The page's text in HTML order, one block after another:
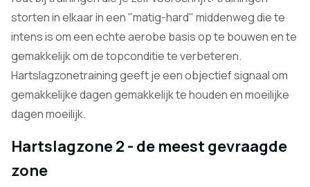
storten in elkaar in een "matig-hard" middenweg die te
intens is om een echte aerobe basis op te bouwen en te
gemakkelijk om de topconditie te verbeteren.
Hartslagzonetraining geeft je een objectief signaal om
gemakkelijke dagen gemakkelijk te houden en moeilijke
dagen moeilijk.
Hartslagzone 2 - de meest gevraagde
zone